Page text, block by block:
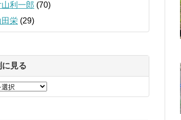
山利一郎 (70)
田栄 (29)
に見る